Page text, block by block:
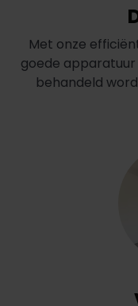
Met onze
goede
behandeld